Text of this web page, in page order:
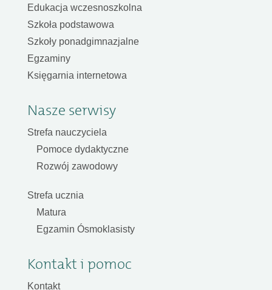
Edukacja wczesnoszkolna
Szkoła podstawowa
Szkoły ponadgimnazjalne
Egzaminy
Księgarnia internetowa
Nasze serwisy
Strefa nauczyciela
Pomoce dydaktyczne
Rozwój zawodowy
Strefa ucznia
Matura
Egzamin Ósmoklasisty
Kontakt i pomoc
Kontakt